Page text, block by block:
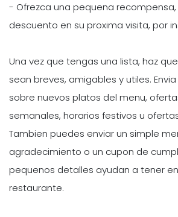
- Ofrezca una pequena recompensa,
descuento en su proxima visita, por
Una vez que tengas una lista, haz
sean breves, amigables y utiles.
sobre nuevos platos del menu,
semanales, horarios festivos u
Tambien puedes enviar un simple
agradecimiento o un cupon de
pequenos detalles ayudan a tener
restaurante.